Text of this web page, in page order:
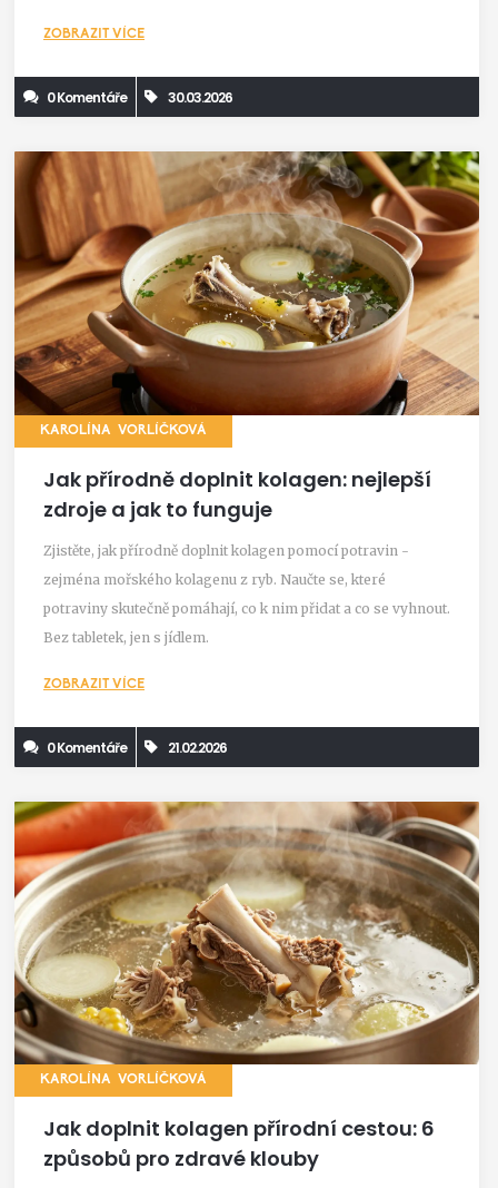
ZOBRAZIT VÍCE
0 Komentáře 30.03.2026
KAROLÍNA VORLÍČKOVÁ
Jak přírodně doplnit kolagen: nejlepší
zdroje a jak to funguje
Zjistěte, jak přírodně doplnit kolagen pomocí potravin -
zejména mořského kolagenu z ryb. Naučte se, které
potraviny skutečně pomáhají, co k nim přidat a co se vyhnout.
Bez tabletek, jen s jídlem.
ZOBRAZIT VÍCE
0 Komentáře 21.02.2026
KAROLÍNA VORLÍČKOVÁ
Jak doplnit kolagen přírodní cestou: 6
způsobů pro zdravé klouby